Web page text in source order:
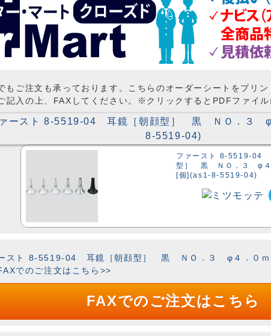
もご注文も承っております。こちらのオーダーシートをプリ
記入の上、FAXしてください。※クリックするとPDFファイル
ファースト 8-5519-04
型］ 黒 ＮＯ．３ φ４
[個](as1-8-5519-04)
スト 8-5519-04 耳鏡［朝顔型］ 黒 ＮＯ．３ φ４．０
でのご注文はこちら>>
FAXでのご注文はこちら